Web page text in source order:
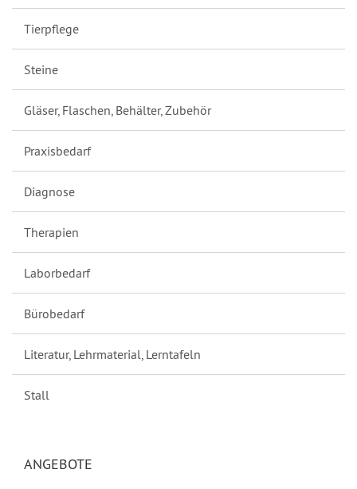
Tierpflege
Steine
Gläser, Flaschen, Behälter, Zubehör
Praxisbedarf
Diagnose
Therapien
Laborbedarf
Bürobedarf
Literatur, Lehrmaterial, Lerntafeln
Stall
ANGEBOTE